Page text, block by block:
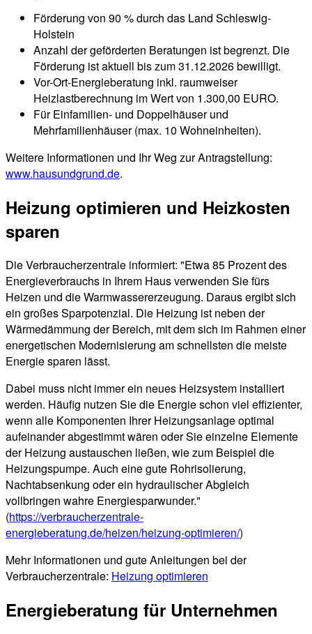
Förderung von 90 % durch das Land Schleswig-
Holstein
Anzahl der geförderten Beratungen ist begrenzt. Die
Förderung ist aktuell bis zum 31.12.2026 bewilligt.
Vor-Ort-Energieberatung inkl. raumweiser
Heizlastberechnung im Wert von 1.300,00 EURO.
Für Einfamilien- und Doppelhäuser und
Mehrfamilienhäuser (max. 10 Wohneinheiten).
Weitere Informationen und Ihr Weg zur Antragstellung:
www.hausundgrund.de.
Heizung optimieren und Heizkosten
sparen
Die Verbraucherzentrale informiert: "Etwa 85 Prozent des
Energieverbrauchs in Ihrem Haus verwenden Sie fürs
Heizen und die Warmwassererzeugung. Daraus ergibt sich
ein großes Sparpotenzial. Die Heizung ist neben der
Wärmedämmung der Bereich, mit dem sich im Rahmen einer
energetischen Modernisierung am schnellsten die meiste
Energie sparen lässt.
Dabei muss nicht immer ein neues Heizsystem installiert
werden. Häufig nutzen Sie die Energie schon viel effizienter,
wenn alle Komponenten Ihrer Heizungsanlage optimal
aufeinander abgestimmt wären oder Sie einzelne Elemente
der Heizung austauschen ließen, wie zum Beispiel die
Heizungspumpe. Auch eine gute Rohrisolierung,
Nachtabsenkung oder ein hydraulischer Abgleich
vollbringen wahre Energiesparwunder."
(https://verbraucherzentrale-
energieberatung.de/heizen/heizung-optimieren/)
Mehr Informationen und gute Anleitungen bei der
Verbraucherzentrale: Heizung optimieren
Energieberatung für Unternehmen